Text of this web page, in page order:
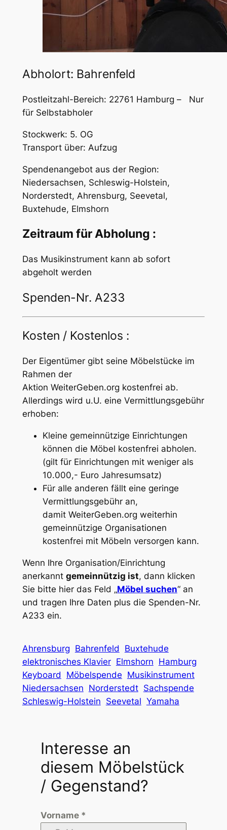
Abholort: Bahrenfeld
Postleitzahl-Bereich: 22761 Hamburg – Nur
für Selbstabholer
Stockwerk: 5. OG
Transport über: Aufzug
Spendenangebot aus der Region:
Niedersachsen, Schleswig-Holstein,
Norderstedt, Ahrensburg, Seevetal,
Buxtehude, Elmshorn
Zeitraum für Abholung :
Das Musikinstrument kann ab sofort
abgeholt werden
Spenden-Nr. A233
Kosten / Kostenlos :
Der Eigentümer gibt seine Möbelstücke im
Rahmen der
Aktion WeiterGeben.org kostenfrei ab.
Allerdings wird u.U. eine Vermittlungsgebühr
erhoben:
Kleine gemeinnützige Einrichtungen
können die Möbel kostenfrei abholen.
(gilt für Einrichtungen mit weniger als
10.000,- Euro Jahresumsatz)
Für alle anderen fällt eine geringe
Vermittlungsgebühr an,
damit WeiterGeben.org weiterhin
gemeinnützige Organisationen
kostenfrei mit Möbeln versorgen kann.
Wenn Ihre Organisation/Einrichtung
anerkannt gemeinnützig ist, dann klicken
Sie bitte hier das Feld „Möbel suchen“ an
und tragen Ihre Daten plus die Spenden-Nr.
A233 ein.
Ahrensburg Bahrenfeld
Buxtehude
elektronisches Klavier Elmshorn Hamburg
Keyboard
Möbelspende Musikinstrument
Niedersachsen Norderstedt Sachspende
Schleswig-Holstein Seevetal Yamaha
Interesse an
diesem Möbelstück
/ Gegenstand?
Vorname *